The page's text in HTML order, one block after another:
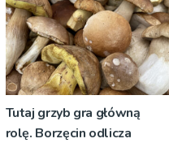
Tutaj grzyb gra główną
rolę. Borzęcin odlicza